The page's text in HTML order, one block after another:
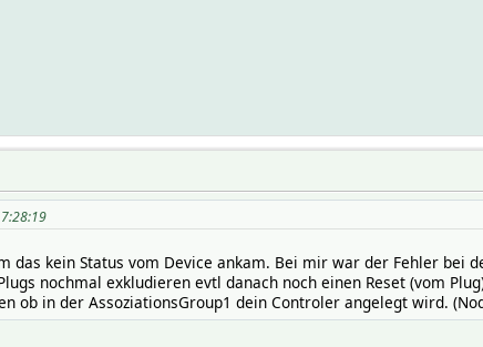
das kein Status vom Device ankam. Bei mir war der Fehler bei
nochmal exkludieren evtl danach noch einen Reset (vom
ob in der AssoziationsGroup1 dein Controler angelegt wird.